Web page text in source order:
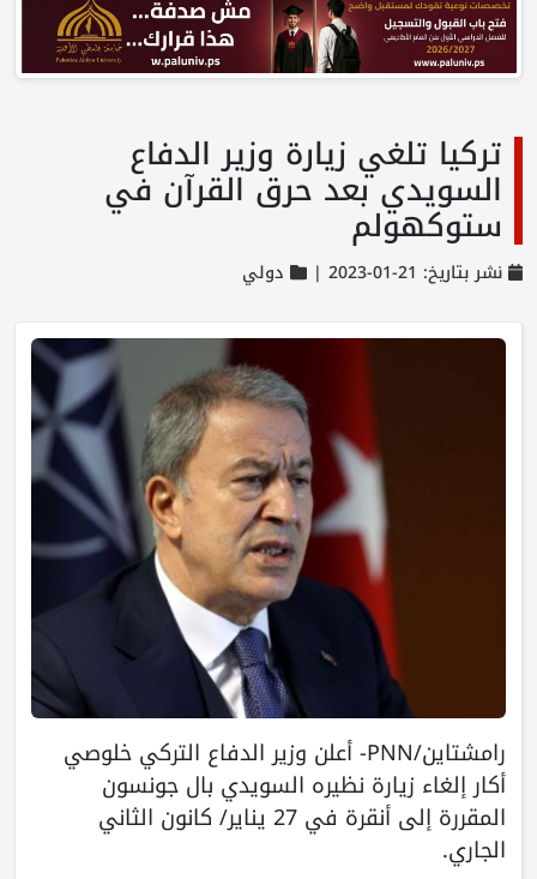
تركيا تلغي زيارة وزير الدفاع
السويدي بعد حرق القرآن في
ستوكهولم
نشر بتاريخ: 21-01-2023 | دولي
رامشتاين/PNN- أعلن وزير الدفاع التركي خلوصي
أكار إلغاء زيارة نظيره السويدي بال جونسون
المقررة إلى أنقرة في 27 يناير/ كانون الثاني
الجاري.